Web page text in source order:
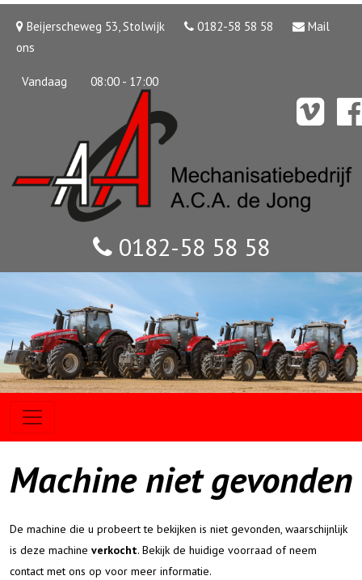
Beijerscheweg 53, Stolwijk 0182-58 58 58
Mail
ons
Vandaag 08:00 - 17:00
0182-58 58 58
Machine niet gevonden
De machine die u probeert te bekijken is niet gevonden, waarschijnlijk
is deze machine verkocht. Bekijk de huidige voorraad of neem
contact met ons op voor meer informatie.